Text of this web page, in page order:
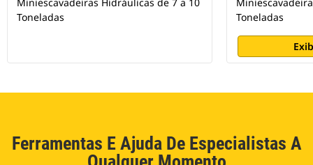
Miniescavadeiras Hidráulicas de 7 a 10
Toneladas
Toneladas
Ferramentas E Ajuda De Especialistas A